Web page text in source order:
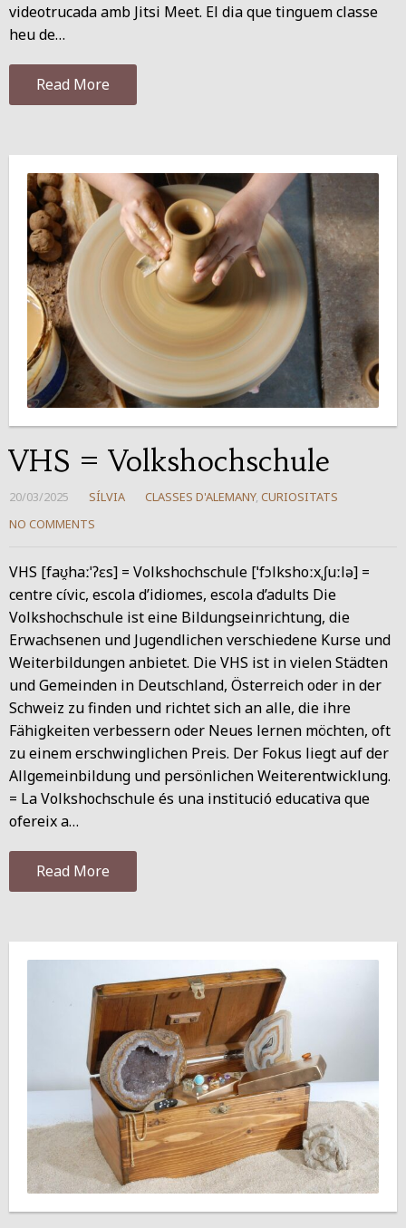
videotrucada amb Jitsi Meet. El dia que tinguem classe
heu de…
Read More
VHS = Volkshochschule
20/03/2025 SÍLVIA CLASSES D'ALEMANY, CURIOSITATS
NO COMMENTS
VHS [faʊ̯haːˈʔɛs] = Volkshochschule [ˈfɔlkshoːxˌʃuːlə] =
centre cívic, escola d’idiomes, escola d’adults Die
Volkshochschule ist eine Bildungseinrichtung, die
Erwachsenen und Jugendlichen verschiedene Kurse und
Weiterbildungen anbietet. Die VHS ist in vielen Städten
und Gemeinden in Deutschland, Österreich oder in der
Schweiz zu finden und richtet sich an alle, die ihre
Fähigkeiten verbessern oder Neues lernen möchten, oft
zu einem erschwinglichen Preis. Der Fokus liegt auf der
Allgemeinbildung und persönlichen Weiterentwicklung.
= La Volkshochschule és una institució educativa que
ofereix a…
Read More